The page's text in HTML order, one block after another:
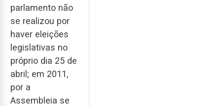
parlamento não
se realizou por
haver eleições
legislativas no
próprio dia 25 de
abril; em 2011,
por a
Assembleia se